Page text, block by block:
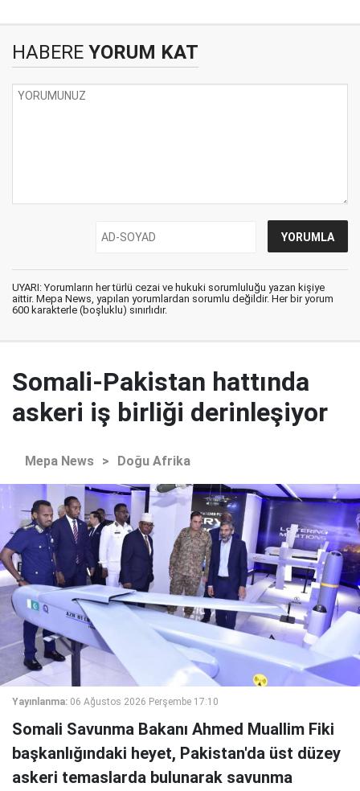
HABERE YORUM KAT
UYARI: Yorumların her türlü cezai ve hukuki sorumluluğu yazan kişiye
aittir. Mepa News, yapılan yorumlardan sorumlu değildir. Her bir yorum
600 karakterle (boşluklu) sınırlıdır.
Somali-Pakistan hattında
askeri iş birliği derinleşiyor
Mepa News > Doğu Afrika
Yayınlanma: 06 Ağustos 2026 Perşembe 17:10
Somali Savunma Bakanı Ahmed Muallim Fiki
başkanlığındaki heyet, Pakistan'da üst düzey
askeri temaslarda bulunarak savunma